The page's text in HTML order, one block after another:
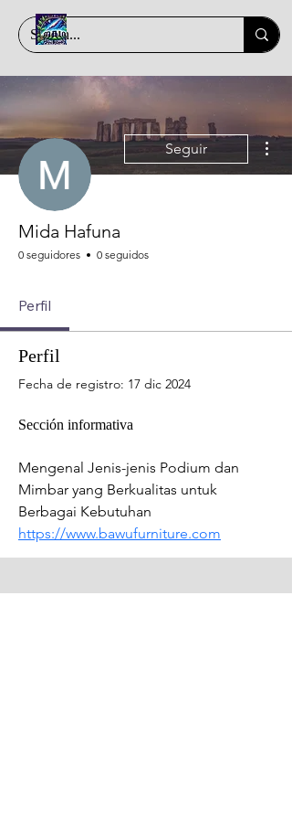
Seguir
Mida Hafuna
0 seguidores 0 seguidos
Perfil
Perfil
Fecha de registro: 17 dic 2024
Sección informativa
Mengenal Jenis-jenis Podium dan
Mimbar yang Berkualitas untuk
https://www.bawufurniture.com